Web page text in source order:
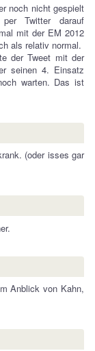
noch nicht gespielt
Twitter darauf
mit der EM 2012
als relativ normal.
der Tweet mit der
seinen 4. Einsatz
warten. Das ist
(oder isses gar
Anblick von Kahn,